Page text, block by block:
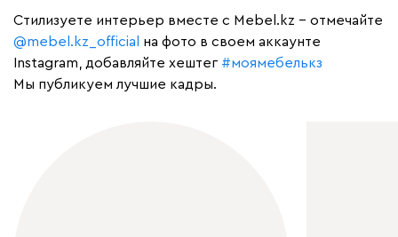
Cтилизуете интерьер вместе с Mebel.kz – отмечайте
@mebel.kz_official
на фото в своем аккаунте
Instagram, добавляйте хештег #моямебелькз
Мы публикуем лучшие кадры.